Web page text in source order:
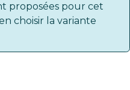
proposées pour cet
choisir la variante